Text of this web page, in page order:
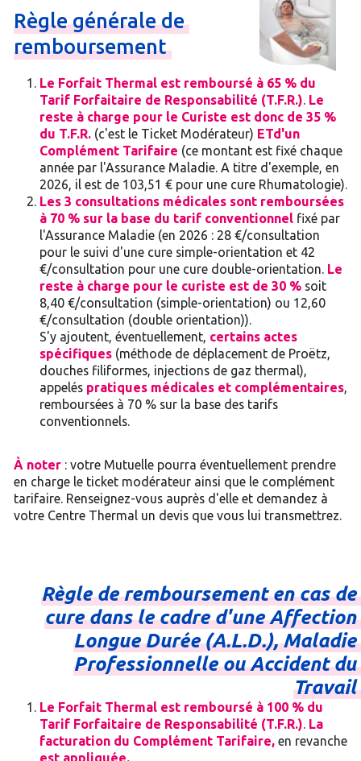
Règlegénéralede
remboursement
Le Forfait Thermal est remboursé à 65 % du
Tarif Forfaitaire de Responsabilité (T.F.R.). Le
reste à charge pour le Curiste est donc de 35 %
du T.F.R.(c'est le Ticket Modérateur) ETd'un
Complément Tarifaire (ce montant est fixé chaque
année par l'Assurance Maladie. A titre d'exemple, en
2026, il est de 103,51 € pour une cure Rhumatologie).
Les 3 consultations médicales sont remboursées
à 70 % sur la base du tarif conventionnelfixé par
l'Assurance Maladie (en 2026 : 28 €/consultation
pour le suivi d'une cure simple-orientation et 42
€/consultation pour une cure double-orientation. Le
reste à charge pour le curiste est de 30 %soit
8,40 €/consultation (simple-orientation) ou 12,60
€/consultation (double orientation)).
S'y ajoutent, éventuellement, certains actes
spécifiques(méthode de déplacement de Proëtz,
douches filiformes, injections de gaz thermal),
appelés pratiques médicales et complémentaires,
remboursées à 70 % sur la base des tarifs
conventionnels.
À noter: votre Mutuelle pourra éventuellement prendre
en charge le ticket modérateur ainsi que le complément
tarifaire. Renseignez-vous auprès d'elle et demandez à
votre Centre Thermal un devis que vous lui transmettrez.
Règlederemboursementencasde
curedanslecadred'uneAffection
LongueDurée(A.L.D.),Maladie
ProfessionnelleouAccidentdu
Travail
Le Forfait Thermal est remboursé à 100 % du
Tarif Forfaitaire de Responsabilité (T.F.R.).La
facturation du Complément Tarifaire, en revanche
est appliquée.